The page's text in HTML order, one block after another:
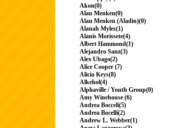
Akon(0)
Alan Menken(0)
Alan Menken (Aladin)(0)
Alanah Myles(1)
Alanis Morissete(4)
Albert Hammond(1)
Alejandro Sanz(3)
Alex Ubago(2)
Alice Cooper (7)
Alicia Keys(8)
Alkehol(4)
Alphaville / Youth Group(0)
Amy Winehouse (6)
Andrea Bocceli(5)
Andrea Bocelli(2)
Andrew L. Webber(1)